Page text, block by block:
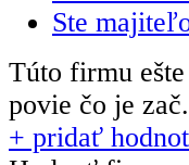
Ste
Túto firmu
povie čo je zač.
+ pridať